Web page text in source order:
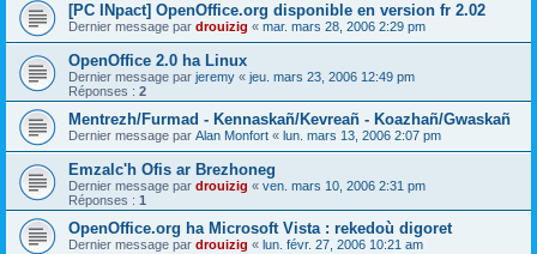
[PC INpact] OpenOffice.org disponible en version fr 2.02
Dernier message par drouizig « mar. mars 28, 2006 2:29 pm
OpenOffice 2.0 ha Linux
Dernier message par jeremy « jeu. mars 23, 2006 12:49 pm
Réponses : 2
Mentrezh/Furmad - Kennaskañ/Kevreañ - Koazhañ/Gwaskañ
Dernier message par Alan Monfort « lun. mars 13, 2006 2:07 pm
Emzalc'h Ofis ar Brezhoneg
Dernier message par drouizig « ven. mars 10, 2006 2:31 pm
Réponses : 1
OpenOffice.org ha Microsoft Vista : rekedoù digoret
Dernier message par drouizig « lun. févr. 27, 2006 10:21 am